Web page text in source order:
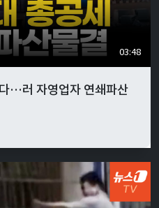
03:48
…러 자영업자 연쇄파산